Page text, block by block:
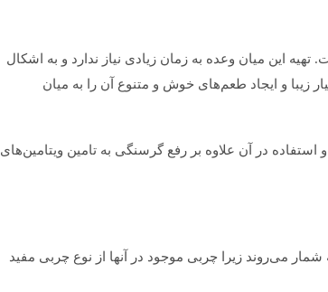
این میان وعده به زمان زیادی نیاز ندارد و به اشکال
زیبا و ایجاد طعم‌های خوش و متنوع آن را به میان
و استفاده در آن علاوه بر رفع گرسنگی به تامین ویتامین‌های
شمار می‌روند زیرا چربی موجود در آنها از نوع چربی مفید